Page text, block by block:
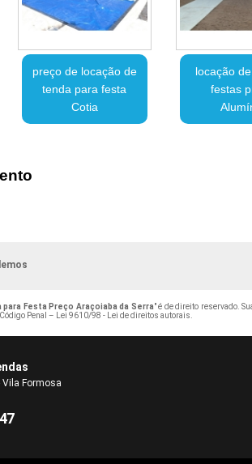
preço de locação de
tenda para festa
Cotia
locação
festas
para Festa Preço Araçoiaba da Serra" é de direito reservado.
Penal – Lei 9610/98 - Lei de direitos autorais.
Vila Formosa